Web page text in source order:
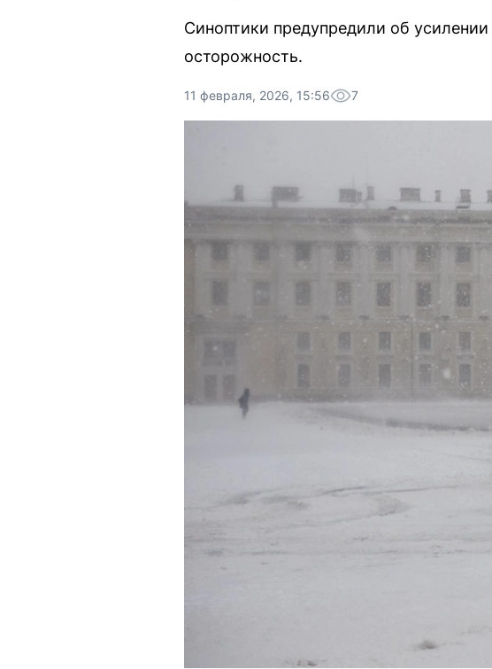
Синоптики предупредили об
осторожность.
11 февраля, 2026, 15:56 7